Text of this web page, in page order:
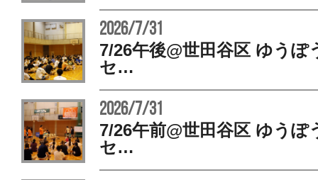
2026/7/31
7/26午後@世田谷区 ゆうぽ
セ…
2026/7/31
7/26午前@世田谷区 ゆうぽ
セ…